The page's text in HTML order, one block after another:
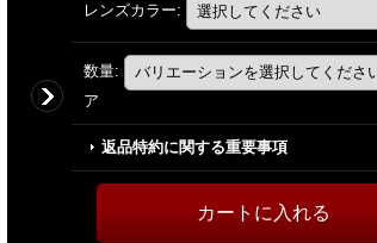
レンズカラー:
数量:
ア
返品特約に関する重要事項